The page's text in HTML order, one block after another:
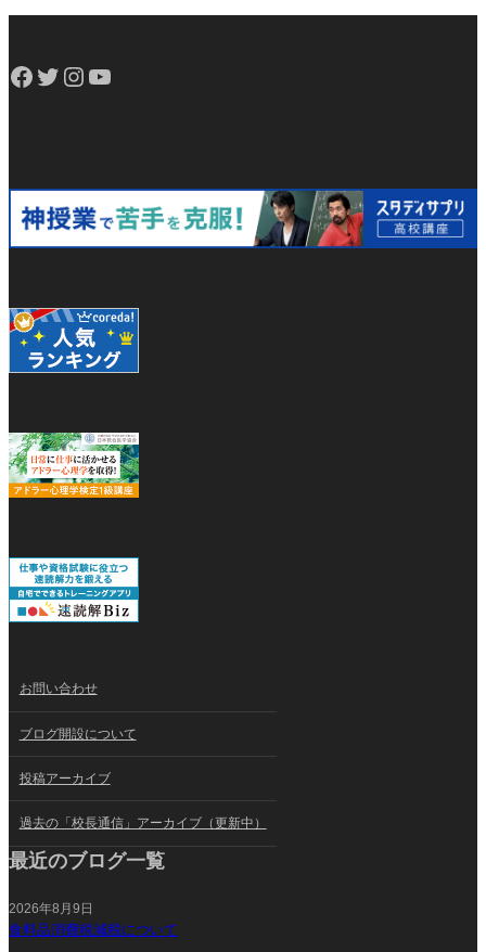
Facebook Twitter Instagram YouTube
お問い合わせ
ブログ開設について
投稿アーカイブ
過去の「校長通信」アーカイブ（更新中）
最近のブログ一覧
2026年8月9日
食料品消費税減税について